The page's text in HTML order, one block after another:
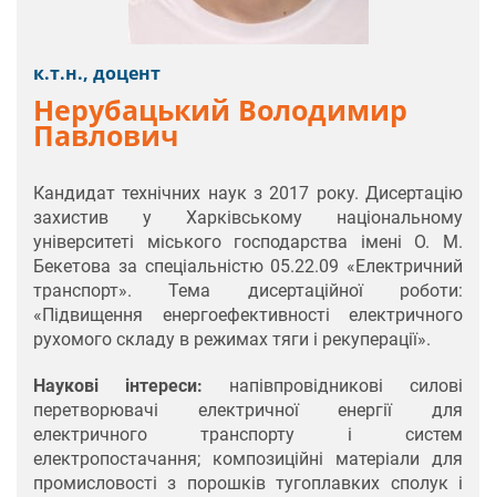
к.т.н., доцент
Нерубацький Володимир
Павлович
Кандидат технічних наук з 2017 року. Дисертацію
захистив у Харківському національному
університеті міського господарства імені О. М.
Бекетова за спеціальністю 05.22.09 «Електричний
транспорт». Тема дисертаційної роботи:
«Підвищення енергоефективності електричного
рухомого складу в режимах тяги і рекуперації».
Наукові інтереси: напівпровідникові силові
перетворювачі електричної енергії для
електричного транспорту і систем
електропостачання; композиційні матеріали для
промисловості з порошків тугоплавких сполук і